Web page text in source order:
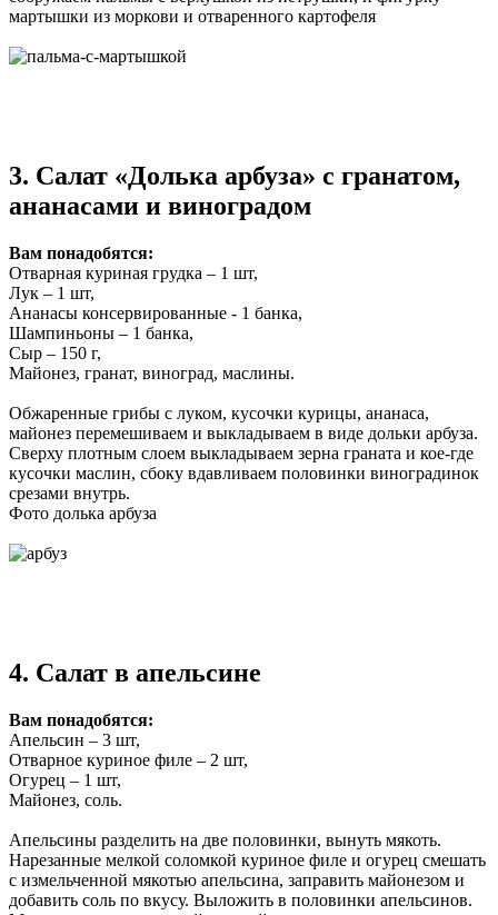
мартышки из моркови и отваренного картофеля
3. Салат «Долька арбуза» с гранатом,
ананасами и виноградом
Вам понадобятся:
Отварная куриная грудка – 1 шт,
Лук – 1 шт,
Ананасы консервированные - 1 банка,
Шампиньоны – 1 банка,
Сыр – 150 г,
Майонез, гранат, виноград, маслины.
Обжаренные грибы с луком, кусочки курицы, ананаса,
майонез перемешиваем и выкладываем в виде дольки арбуза.
Сверху плотным слоем выкладываем зерна граната и кое-где
кусочки маслин, сбоку вдавливаем половинки виноградинок
срезами внутрь.
Фото долька арбуза
4. Салат в апельсине
Вам понадобятся:
Апельсин – 3 шт,
Отварное куриное филе – 2 шт,
Огурец – 1 шт,
Майонез, соль.
Апельсины разделить на две половинки, вынуть мякоть.
Нарезанные мелкой соломкой куриное филе и огурец смешать
с измельченной мякотью апельсина, заправить майонезом и
добавить соль по вкусу. Выложить в половинки апельсинов.